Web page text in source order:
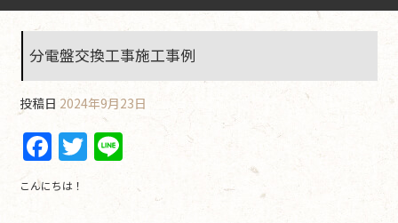
分電盤交換工事施工事例
投稿日 2024年9月23日
F
a
c
T
w
e
こんにちは！